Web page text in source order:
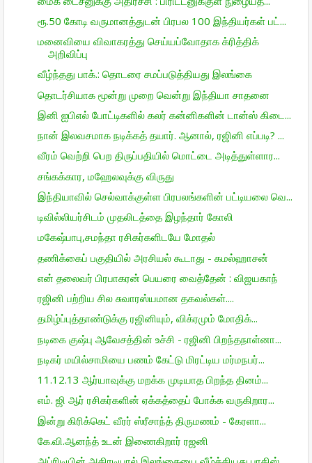
ரூ.50 கோடி வருமானத்துடன் பிரபல 100 இந்தியர்கள் பட்...
மனைவியை விவாகரத்து செய்யப்வோதாக க்ரித்திக்
அறிவிப்பு
வீழ்ந்தது பாக்.: தொடரை சமப்படுத்தியது இலங்கை
தொடர்சியாக மூன்று முறை வென்று இந்தியா சாதனை
இனி ஐபிஎல் போட்டிகளில் கலர் கன்னிகளின் டான்ஸ் கிடை...
நான் இலவசமாக நடிக்கத் தயார். ஆனால், ரஜினி எப்படி? ...
வீரம் வெற்றி பெற திருப்பதியில் மொட்டை அடித்துள்ளார...
சங்கக்கார, மஹேலவுக்கு விருது
இந்தியாவில் செல்வாக்குள்ள பிரபலங்களின் பட்டியலை வெ...
டிவில்லியர்சிடம் முதலிடத்தை இழந்தார் கோலி
மகேஷ்பாபு,சமந்தா ரசிகர்களிடயே மோதல்
தணிக்கைப் பகுதியில் அரசியல் கூடாது - கமல்ஹாசன்
என் தலைவர் பிரபாகரன் பெயரை வைத்தேன் : விஜயகாந்
ரஜினி பற்றிய சில சுவாரஸ்யமான தகவல்கள்....
தமிழ்ப்புத்தாண்டுக்கு ரஜினியும், விக்ரமும் மோதிக்...
நடிகை குஷ்பு ஆவேசத்தின் உச்சி - ரஜினி பிறந்தநாள்னா...
நடிகர் மயில்சாமியை பணம் கேட்டு மிரட்டிய மர்மநபர்...
11.12.13 ஆர்யாவுக்கு மறக்க முடியாத பிறந்த தினம்...
எம்‌. ஜி ஆர் ரசிகர்களின் ஏக்கத்தைப் போக்க வருகிறார...
இன்று கிரிக்கெட் வீரர் ஸ்ரீசாந்த் திருமணம் - கேரளா...
கே.வி.ஆனந்த் உடன் இணைகிறார் ரஜனி